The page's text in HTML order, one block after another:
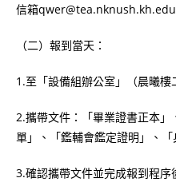
信箱
（二）報到當天：
1.至「設備組辦公室」（晨曦樓
2.攜帶文件：「畢業證書正本
單」、「鑑輔會鑑定證明」、「
3.確認攜帶文件並完成報到程序